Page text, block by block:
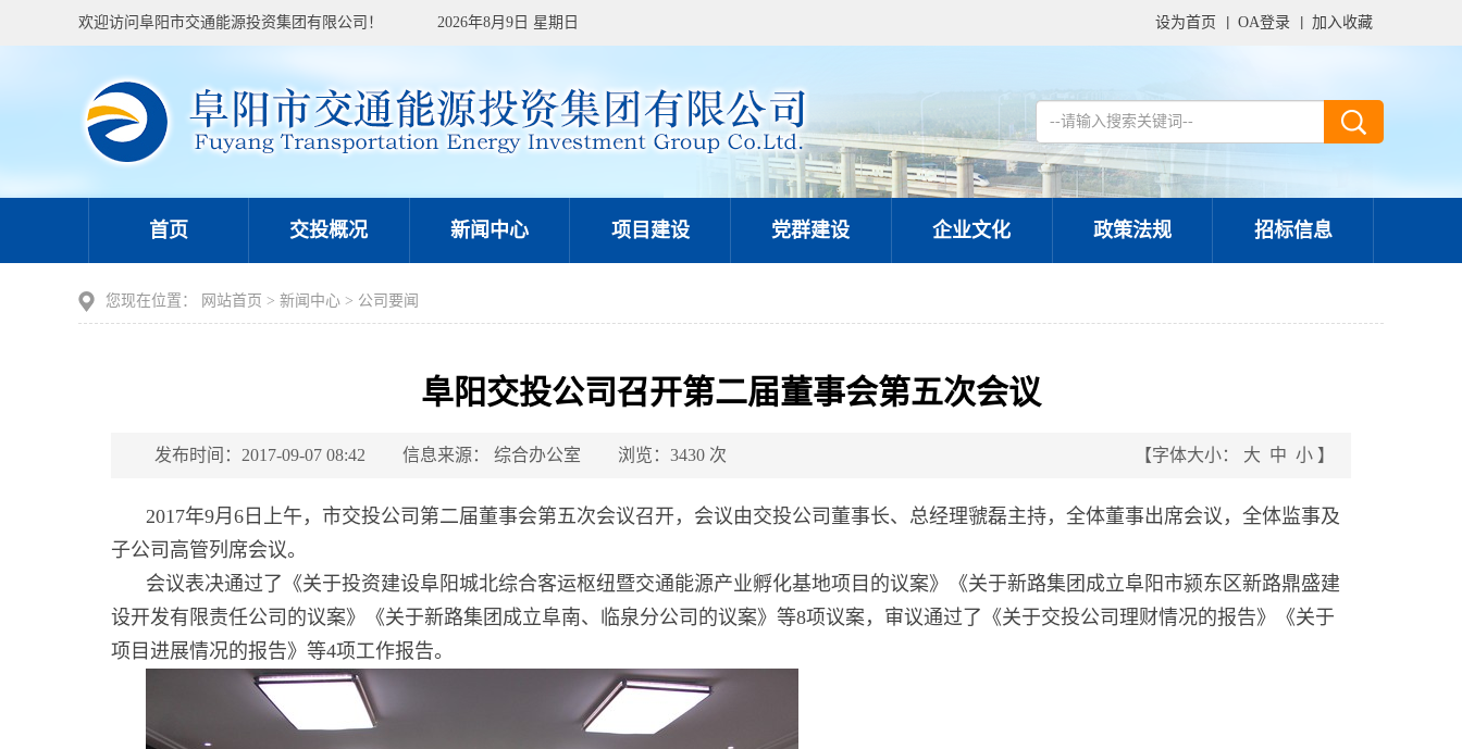
欢迎访问阜阳市交通能源投资集团有限公司！ 2026年8月9日 星期日 设为首页 OA登录 加入收藏
首页 交投概况 新闻中心 项目建设 党群建设 企业文化 政策法规 招标信息
您现在位置： 网站首页 > 新闻中心 > 公司要闻
阜阳交投公司召开第二届董事会第五次会议
发布时间：2017-09-07 08:42 信息来源： 综合办公室 浏览：3430 次 【字体大小： 大 中 小 】
2017年9月6日上午，市交投公司第二届董事会第五次会议召开，会议由交投公司董事长、总经理虢磊主持，全体董事出席会议，全体监事及
子公司高管列席会议。
会议表决通过了《关于投资建设阜阳城北综合客运枢纽暨交通能源产业孵化基地项目的议案》《关于新路集团成立阜阳市颍东区新路鼎盛建
设开发有限责任公司的议案》《关于新路集团成立阜南、临泉分公司的议案》等8项议案，审议通过了《关于交投公司理财情况的报告》《关于
项目进展情况的报告》等4项工作报告。